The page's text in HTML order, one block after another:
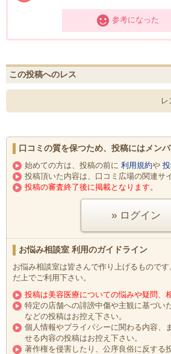
参考になった
この投稿へのレス
レ
口コミの質を保つため、投稿にはメン
始めての方は、投稿の前に 利用規約や
投稿頂いた内容は、口コミ広場の関連サ
投稿の審査終了後に掲載となります。
» ログイン
お悩み相談室 利用のガイドライン
お悩み相談室は皆さんで作り上げるもので
だ上でご利用下さい。
投稿は美容医療についての悩みや疑問、
特定の店舗への誹謗中傷や主観に基づい
などの投稿はお控え下さい。
個人情報やプライバシーに関わる内容、
せる内容の投稿はお控え下さい。
著作権を侵害したり、公序良俗に反する